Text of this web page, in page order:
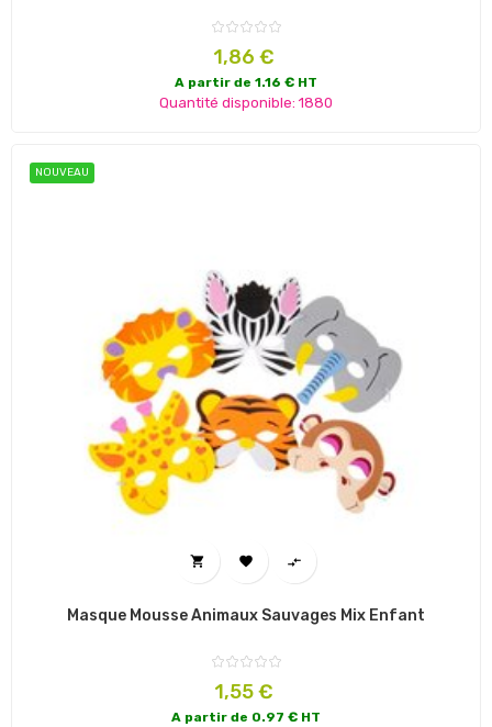
Prix
1,86 €
A partir de 1.16 € HT
Quantité disponible: 1880
NOUVEAU
  
Masque Mousse Animaux Sauvages Mix Enfant
Prix
1,55 €
A partir de 0.97 € HT